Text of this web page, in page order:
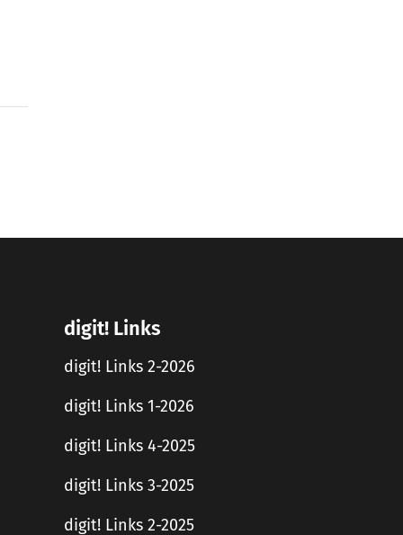
digit! Links
digit! Links 2-2026
digit! Links 1-2026
digit! Links 4-2025
digit! Links 3-2025
digit! Links 2-2025